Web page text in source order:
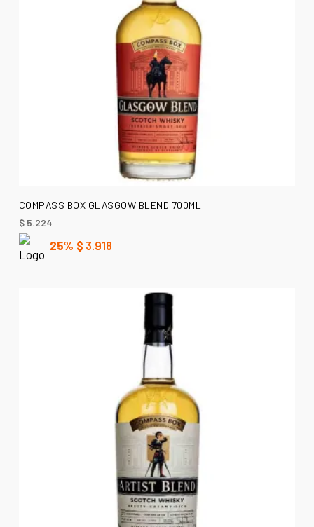
AÑADIR AL CARRITO
COMPASS BOX GLASGOW BLEND 700ML
$5.224
25% $ 3.918